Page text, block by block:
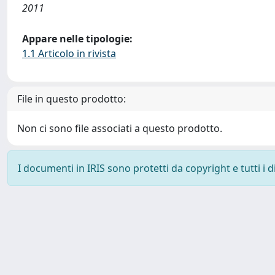
2011
Appare nelle tipologie:
1.1 Articolo in rivista
File in questo prodotto:
Non ci sono file associati a questo prodotto.
I documenti in IRIS sono protetti da copyright e tutti i